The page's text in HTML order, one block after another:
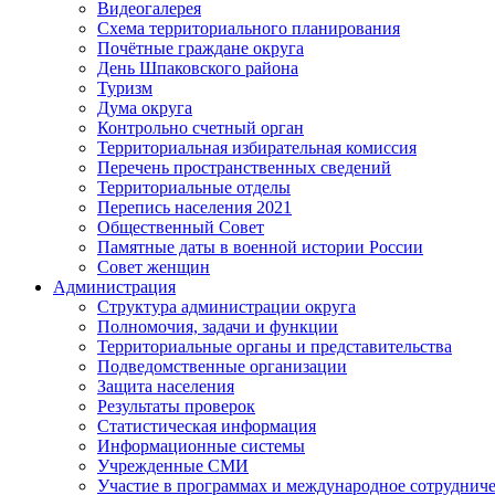
Видеогалерея
Схема территориального планирования
Почётные граждане округа
День Шпаковского района
Туризм
Дума округа
Контрольно счетный орган
Территориальная избирательная комиссия
Перечень пространственных сведений
Территориальные отделы
Перепись населения 2021
Общественный Совет
Памятные даты в военной истории России
Совет женщин
Администрация
Структура администрации округа
Полномочия, задачи и функции
Территориальные органы и представительства
Подведомственные организации
Защита населения
Результаты проверок
Статистическая информация
Информационные системы
Учрежденные СМИ
Участие в программах и международное